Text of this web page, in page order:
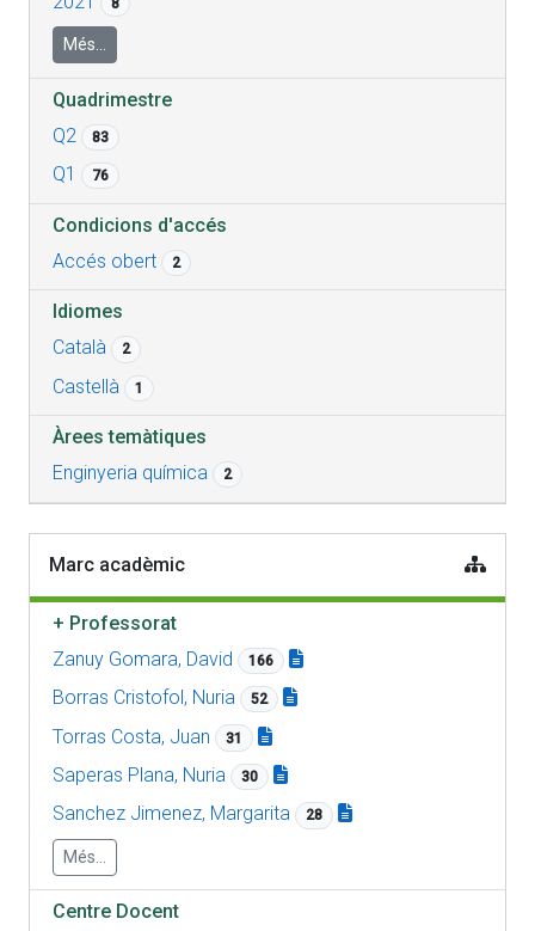
8
Més...
Quadrimestre
Q2
83
Q1 76
Condicions d'accés
Accés obert
2
Idiomes
Català
2
Castellà 1
Àrees temàtiques
Enginyeria química
2
Marc acadèmic
+ Professorat
Zanuy Gomara, David
166
Borras Cristofol, Nuria 52
Torras Costa, Juan 31
Saperas Plana, Nuria 30
Sanchez Jimenez, Margarita 28
Més...
Centre Docent